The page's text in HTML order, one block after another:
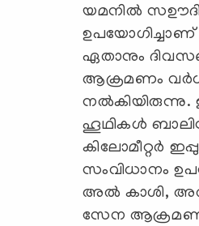
യമനില്‍ സഊദി
ഏതാനും
ആക്രമണം
നല്‍കിയിരുന്നു.
ഹൂഥികള്‍
കിലോമീറ്റര്‍
സംവിധാനം
അല്‍ കാശി, അല്‍
സേന ആക്രമണം